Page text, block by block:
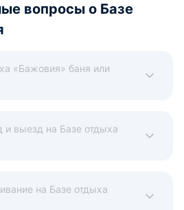
вопросы о Базе
«Бажовия» баня или
и выезд на Базе отдыха
на Базе отдыха